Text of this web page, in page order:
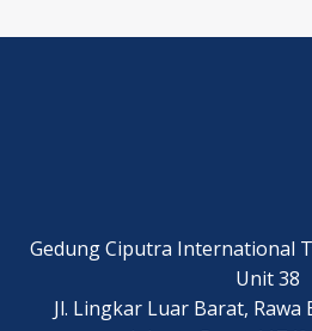
Gedung Ciputra International
Unit 38
Jl. Lingkar Luar Barat, Rawa